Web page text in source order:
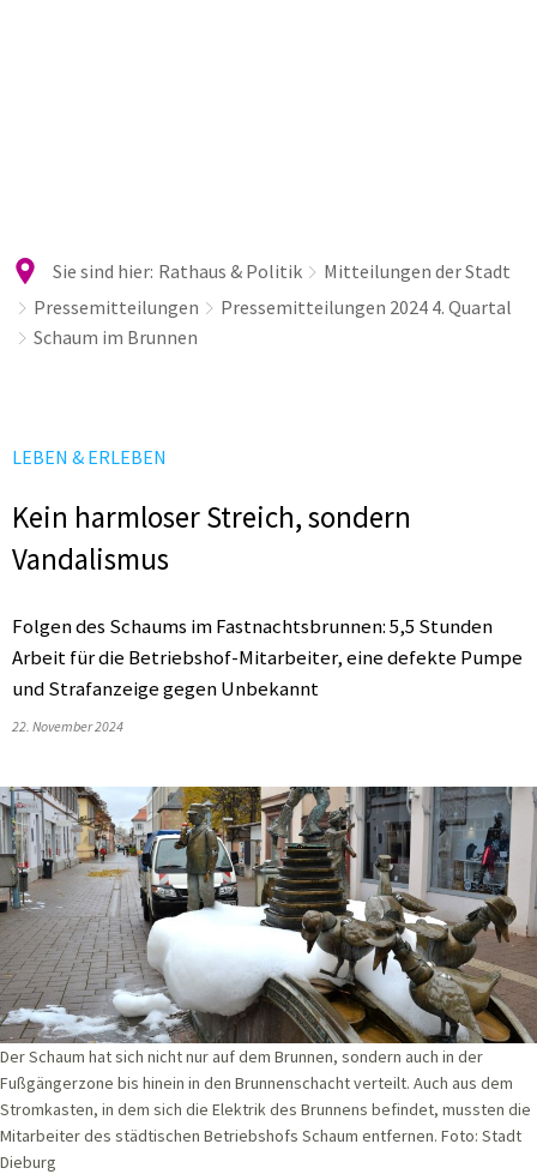
Sie sind hier: Rathaus & Politik
Mitteilungen der Stadt
Pressemitteilungen
Pressemitteilungen 2024 4. Quartal
Schaum im Brunnen
LEBEN & ERLEBEN
Kein harmloser Streich, sondern
Vandalismus
Folgen des Schaums im Fastnachtsbrunnen: 5,5 Stunden
Arbeit für die Betriebshof-Mitarbeiter, eine defekte Pumpe
und Strafanzeige gegen Unbekannt
22. November 2024
Der Schaum hat sich nicht nur auf dem Brunnen, sondern auch in der
Fußgängerzone bis hinein in den Brunnenschacht verteilt. Auch aus dem
Stromkasten, in dem sich die Elektrik des Brunnens befindet, mussten die
Mitarbeiter des städtischen Betriebshofs Schaum entfernen. Foto: Stadt
Dieburg